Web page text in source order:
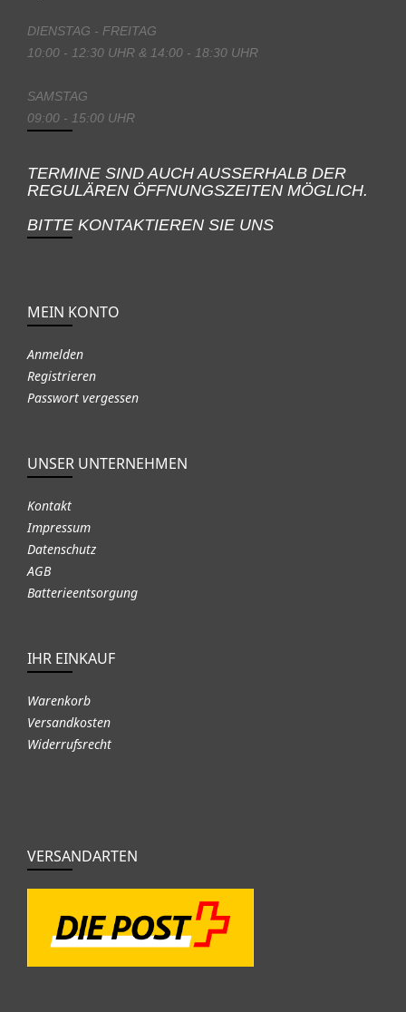
DIENSTAG - FREITAG
10:00 - 12:30 UHR & 14:00 - 18:30 UHR
SAMSTAG
09:00 - 15:00 UHR
TERMINE SIND AUCH AUSSERHALB DER
REGULÄREN ÖFFNUNGSZEITEN MÖGLICH.
BITTE KONTAKTIEREN SIE UNS
MEIN KONTO
Anmelden
Registrieren
Passwort vergessen
UNSER UNTERNEHMEN
Kontakt
Impressum
Datenschutz
AGB
Batterieentsorgung
IHR EINKAUF
Warenkorb
Versandkosten
Widerrufsrecht
VERSANDARTEN